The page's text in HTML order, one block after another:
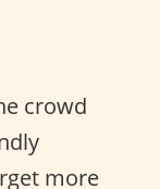
crowd
more